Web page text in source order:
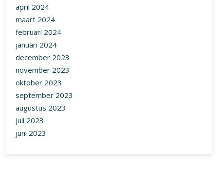
april 2024
maart 2024
februari 2024
januari 2024
december 2023
november 2023
oktober 2023
september 2023
augustus 2023
juli 2023
juni 2023